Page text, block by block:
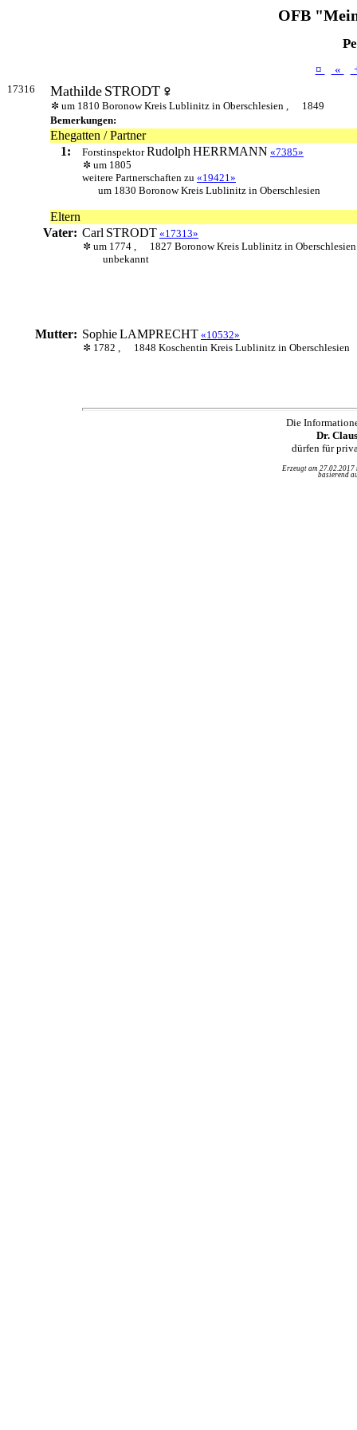
OFB
¤ «
17316 Mathilde STRODT
um 1810 Boronow Kreis Lublinitz in Oberschlesien ,
1849
Bemerkungen:
Ehegatten / Partner
1:
ForstinspektorRudolph HERRMANN «7385»
um 1805
weitere Partnerschaften zu «19421»
um 1830 Boronow Kreis Lublinitz in Oberschlesien
Eltern
Vater: Carl STRODT «17313»
um 1774 ,
1827 Boronow Kreis Lublinitz in Oberschlesien
unbekannt
Mutter: SophieLAMPRECHT «10532»
1782 ,
1848 Koschentin Kreis Lublinitz in Oberschlesien
Die
Dr.
dürfen für
Erzeugt am
basierend